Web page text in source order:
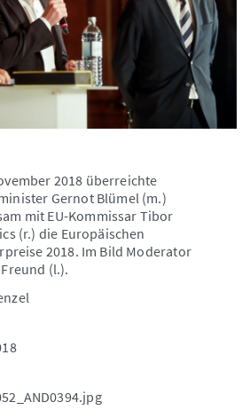
2018 überreichte
Gernot Blümel (m.)
mit EU-Kommissar Tibor
(r.) die Europäischen
2018. Im Bild Moderator
(l.).